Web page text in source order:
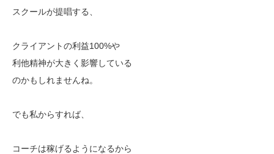
スクールが提唱する、
クライアントの利益100%や
利他精神が大きく影響している
のかもしれませんね。
でも私からすれば、
コーチは稼げるようになるから